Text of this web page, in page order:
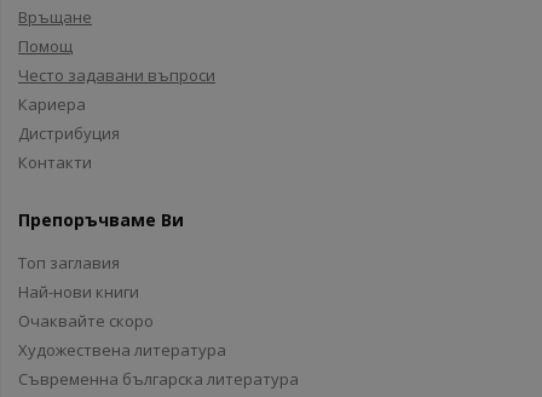
Връщане
Помощ
Често задавани въпроси
Кариера
Дистрибуция
Контакти
Препоръчваме Ви
Топ заглавия
Най-нови книги
Очаквайте скоро
Художествена литература
Съвременна българска литература